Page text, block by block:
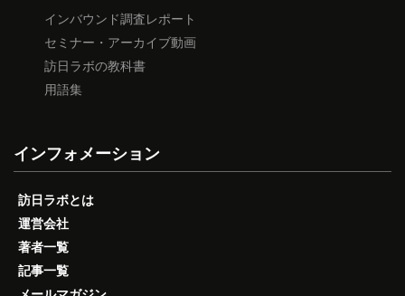
インバウンド調査レポート
セミナー・アーカイブ動画
訪日ラボの教科書
用語集
インフォメーション
訪日ラボとは
運営会社
著者一覧
記事一覧